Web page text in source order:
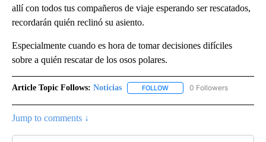
allí con todos tus compañeros de viaje esperando ser rescatados,
recordarán quién reclinó su asiento.
Especialmente cuando es hora de tomar decisiones difíciles
sobre a quién rescatar de los osos polares.
Article Topic Follows: Noticias FOLLOW FOLLOW "NOTICIAS" TO
0 Followers
Jump to comments ↓